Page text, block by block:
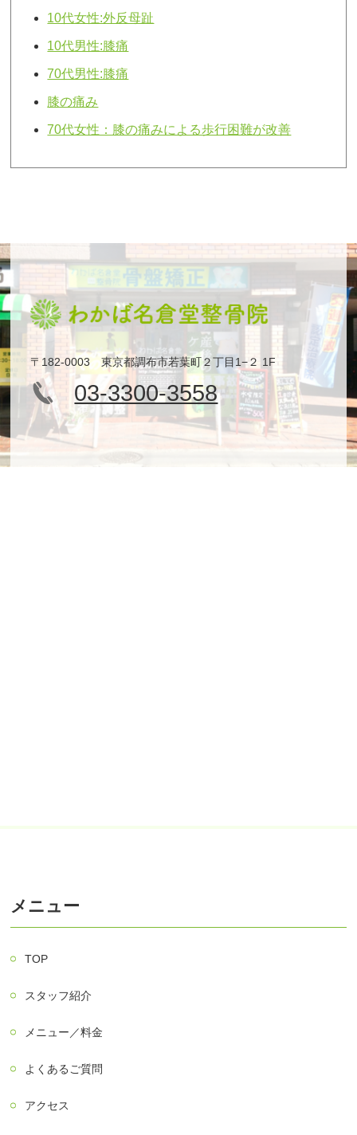
10代女性:外反母趾
10代男性:膝痛
70代男性:膝痛
膝の痛み
70代女性：膝の痛みによる歩行困難が改善
〒182-0003 東京都調布市若葉町２丁目1−２ 1F
03-3300-3558
メニュー
TOP
スタッフ紹介
メニュー／料金
よくあるご質問
アクセス